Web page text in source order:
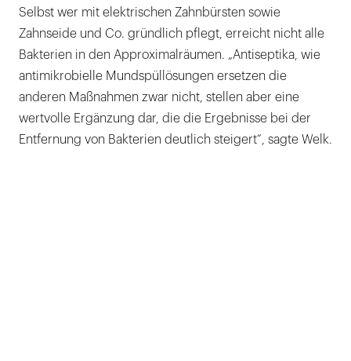
Selbst wer mit elektrischen Zahnbürsten sowie
Zahnseide und Co. gründlich pflegt, erreicht nicht alle
Bakterien in den Approximalräumen. „Antiseptika, wie
antimikrobielle Mundspüllösungen ersetzen die
anderen Maßnahmen zwar nicht, stellen aber eine
wertvolle Ergänzung dar, die die Ergebnisse bei der
Entfernung von Bakterien deutlich steigert“, sagte Welk.